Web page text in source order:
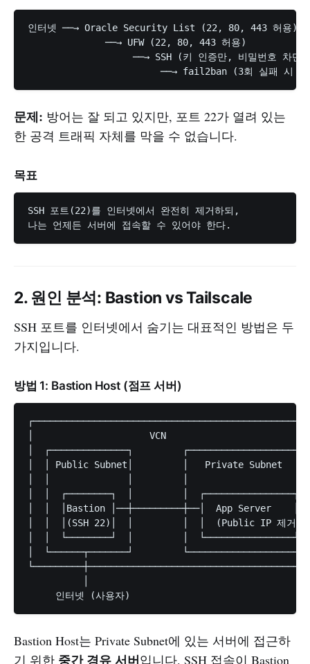
인터넷 ──→ Oracle Security List (22, 80, 443 허용)
              ──→ UFW (22, 80, 443 허용)
                   ──→ SSH (키 인증만, 비밀번호 차단)
문제: 방어는 잘 되고 있지만, 포트 22가 열려 있는
한 공격 트래픽 자체를 막을 수 없습니다.
목표
SSH 포트(22)를 인터넷에서 완전히 제거하되,
2. 원인 분석: Bastion vs Tailscale
SSH 포트를 인터넷에서 숨기는 대표적인 방법은 두
가지입니다.
방법 1: Bastion Host (점프 서버)
│                     VCN
│  ┌──────────────┐
│  │ Public Subnet│         │   Private Subnet
│  │  ┌────────┐  │         │  ┌────────────────┐
│  │  │Bastion │──┼─────────┼──│  App Server    │
│  │  │(SSH 22)│  │         │  │  (Public IP 제거
│  │  └────────┘  │         │  └────────────────┘
│  └──────┬───────┘
Bastion Host는 Private Subnet에 있는 서버에 접근하
기 위한 중간 경유 서버입니다. SSH 접속이 Bastion